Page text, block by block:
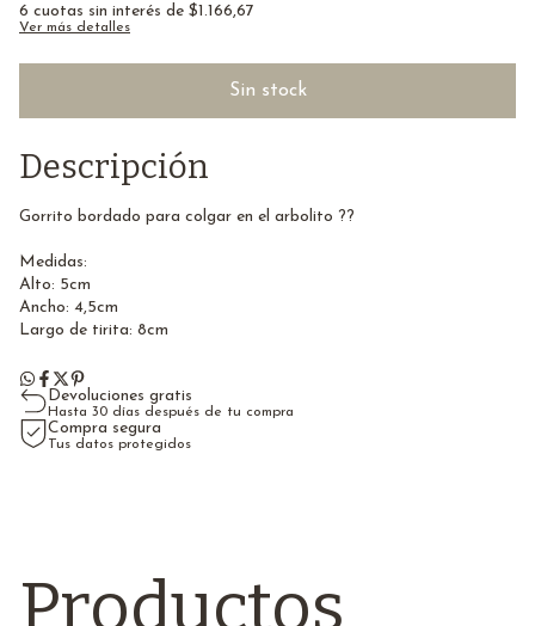
6 cuotas sin interés de $1.166,67
Ver más detalles
Descripción
Gorrito bordado para colgar en el arbolito ??
Medidas:
Alto: 5cm
Ancho: 4,5cm
Largo de tirita: 8cm
Devoluciones gratis
Hasta 30 días después de tu compra
Compra segura
Tus datos protegidos
Productos